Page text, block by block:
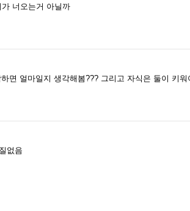
너오는거 아닐까
면 얼마일지 생각해봄??? 그리고 자식은 둘이 키
없음